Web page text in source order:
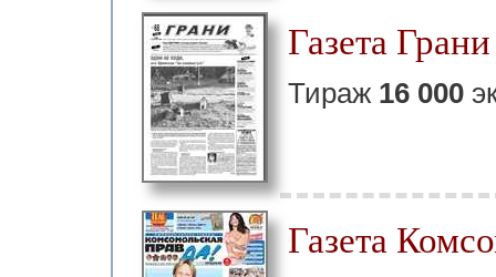
Газета
Тираж 16 000
Газета